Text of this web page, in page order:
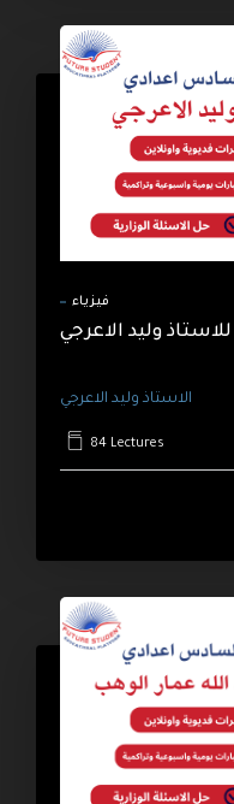
فيزياء
وليد الاعرجي
الاستاذ وليد الاعرجي
84 Lectures